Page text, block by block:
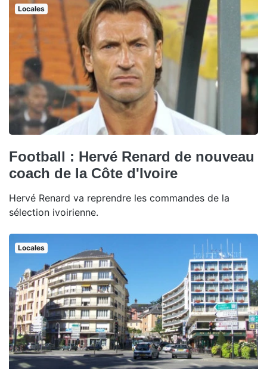
Locales
Football : Hervé Renard de nouveau
coach de la Côte d'Ivoire
Hervé Renard va reprendre les commandes de la
sélection ivoirienne.
Locales